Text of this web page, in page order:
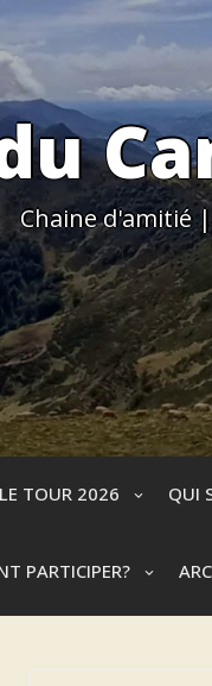
Chaine d'amitié
LE TOUR 2026 QUI
PARTICIPER?